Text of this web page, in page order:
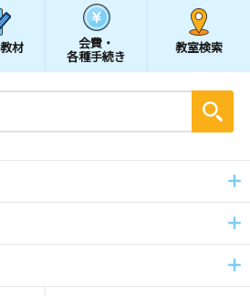
材 会費・
各種手続き
教室検索